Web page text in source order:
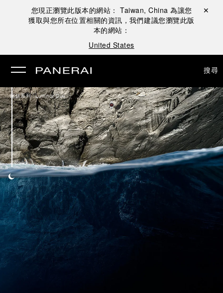
您現正瀏覽此版本的網站： Taiwan, China 為讓您
獲取與您所在位置相關的資訊，我們建議您瀏覽此版
本的網站：
United States
關閉 ✕
搜尋
腕錶系列 /Luminor Due